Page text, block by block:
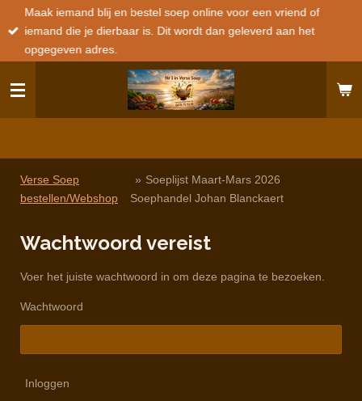
direct
naar
hoofdinhoud
Maak iemand blij en bestel soep online voor een vriend of
iemand die je dierbaar is. Dit wordt dan geleverd aan het
opgegeven adres.
Verse Soep
bestellen/Webshop
» Soeplijst Maart-Mars 2026
Soephandel Johan Blanckaert
Wachtwoord vereist
Voer het juiste wachtwoord in om deze pagina te bezoeken.
Wachtwoord
Inloggen